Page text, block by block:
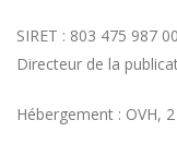
SIRET : 803 475 987
Directeur de la
Hébergement : OVH,